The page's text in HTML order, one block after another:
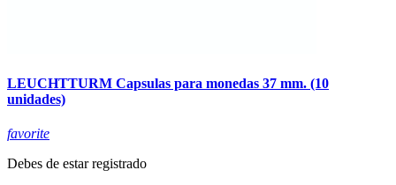
LEUCHTTURM Capsulas para monedas 37 mm. (10
unidades)
favorite
Debes de estar registrado